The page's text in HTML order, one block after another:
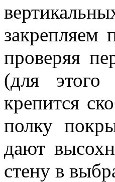
закрепляем
проверяя
(для
крепится
полку
дают
стену в